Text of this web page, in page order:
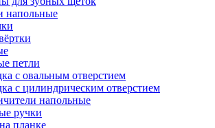
напольные
петли
с овальным отверстием
с цилиндрическим отверстием
напольные
ручки
планке